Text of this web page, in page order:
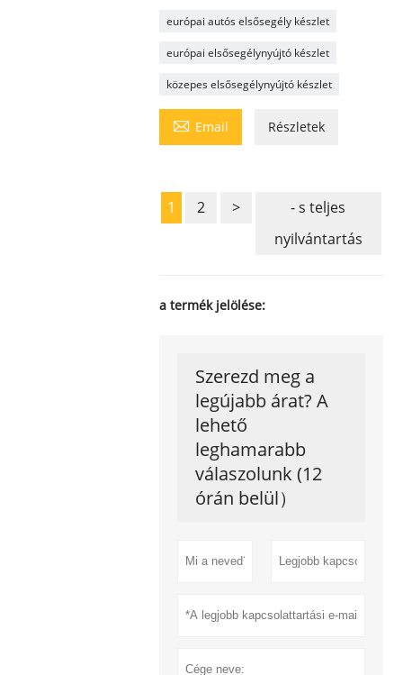
európai autós elsősegély készlet
európai elsősegélynyújtó készlet
közepes elsősegélynyújtó készlet
 Email Részletek
1 2 >
- s teljes
nyilvántartás
a termék jelölése:
Szerezd meg a
legújabb árat? A
lehető
leghamarabb
válaszolunk (12
órán belül）